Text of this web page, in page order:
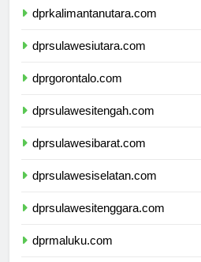
dprkalimantanutara.com
dprsulawesiutara.com
dprgorontalo.com
dprsulawesitengah.com
dprsulawesibarat.com
dprsulawesiselatan.com
dprsulawesitenggara.com
dprmaluku.com